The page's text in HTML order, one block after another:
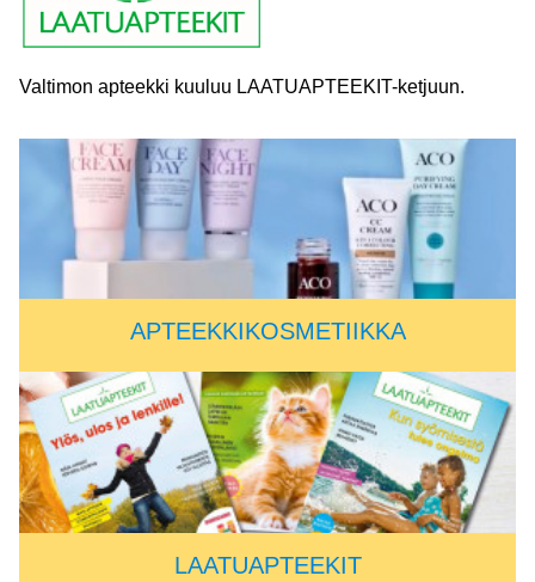
Valtimon apteekki kuuluu LAATUAPTEEKIT-ketjuun.
APTEEKKIKOSMETIIKKA
LAATUAPTEEKIT